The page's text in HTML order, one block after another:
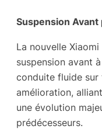
Suspension
La nouvelle
suspension avant
conduite fluide
amélioration,
une évolution
prédécesseurs.